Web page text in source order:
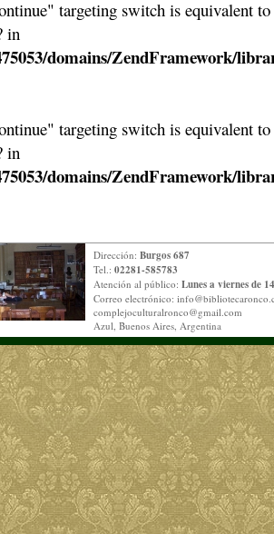
targeting switch is equivalent
in
domains/ZendFramework/
targeting switch is equivalent
in
domains/ZendFramework/
Dirección: Burgos 687
Tel.: 02281-585783
Atención al público: Lunes a viernes de
Correo electrónico:
complejoculturalronco@gmail.com
Azul, Buenos Aires, Argentina